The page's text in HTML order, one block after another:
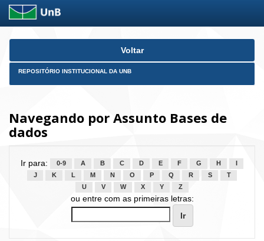
Skip
Voltar
REPOSITÓRIO INSTITUCIONAL DA UNB
Navegando por Assunto Bases de
dados
Ir para: 0-9 A B C D E F G H
J
K L M N O P Q R S
T
U
V W X Y Z
ou entre com as primeiras letras: